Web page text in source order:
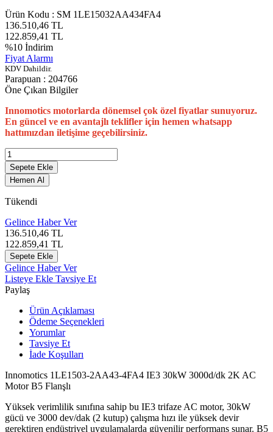
Ürün Kodu : SM 1LE15032AA434FA4
136.510,46 TL
122.859,41 TL
%10 İndirim
Fiyat Alarmı
KDV Dahildir.
Parapuan : 204766
Öne Çıkan Bilgiler
Innomotics motorlarda dönemsel çok özel fiyatlar sunuyoruz.
En güncel ve en avantajlı teklifler için hemen whatsapp
hattımızdan iletişime geçebilirsiniz.
Sepete Ekle
Hemen Al
Tükendi
Gelince Haber Ver
136.510,46 TL
122.859,41 TL
Sepete Ekle
Gelince Haber Ver
Listeye Ekle Tavsiye Et
Paylaş
Ürün Açıklaması
Ödeme Seçenekleri
Yorumlar
Tavsiye Et
İade Koşulları
Innomotics 1LE1503-2AA43-4FA4 IE3 30kW 3000d/dk 2K AC
Motor B5 Flanşlı
Yüksek verimlilik sınıfına sahip bu IE3 trifaze AC motor, 30kW
gücü ve 3000 dev/dak (2 kutup) çalışma hızı ile yüksek devir
gerektiren endüstriyel uygulamalarda güvenilir performans sunar. B5